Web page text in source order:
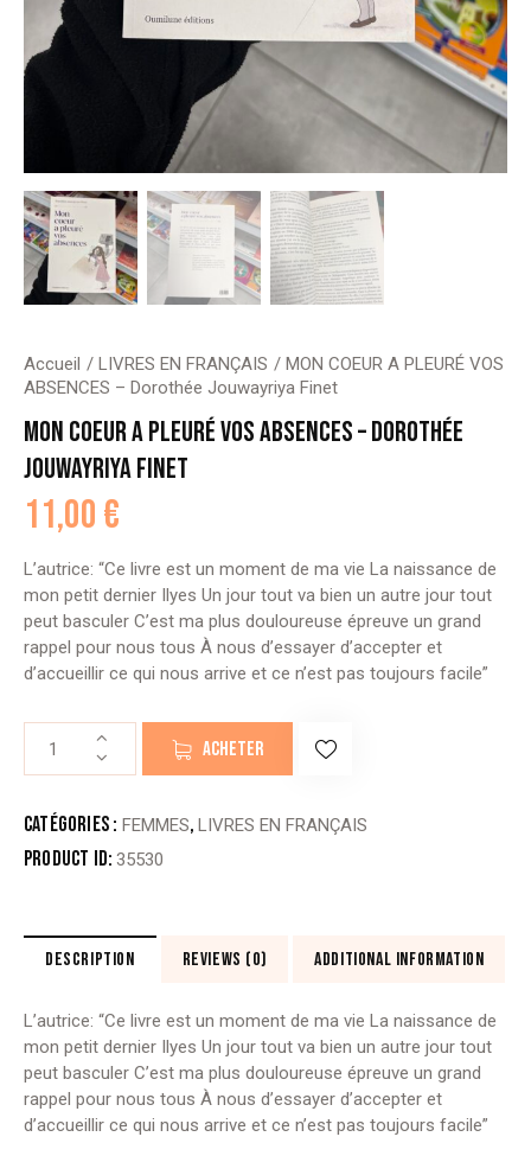
Accueil LIVRES EN FRANÇAIS
MON COEUR A PLEURÉ VOS
ABSENCES – Dorothée Jouwayriya Finet
MON COEUR A PLEURÉ VOS ABSENCES – DOROTHÉE
JOUWAYRIYA FINET
11,00€
L’autrice: “Ce livre est un moment de ma vie La naissance de
mon petit dernier Ilyes Un jour tout va bien un autre jour tout
peut basculer C’est ma plus douloureuse épreuve un grand
rappel pour nous tous À nous d’essayer d’accepter et
d’accueillir ce qui nous arrive et ce n’est pas toujours facile”
COEUR
PLEURÉ
-
Dorothée
Finet
ACHETER
Catégories : FEMMES,LIVRES EN FRANÇAIS
Product ID:35530
DESCRIPTION REVIEWS (0) ADDITIONAL INFORMATION
L’autrice: “Ce livre est un moment de ma vie La naissance de
mon petit dernier Ilyes Un jour tout va bien un autre jour tout
peut basculer C’est ma plus douloureuse épreuve un grand
rappel pour nous tous À nous d’essayer d’accepter et
d’accueillir ce qui nous arrive et ce n’est pas toujours facile”